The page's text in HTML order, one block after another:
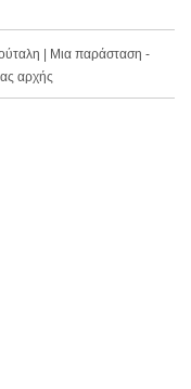
| Μια παράσταση -
αρχής